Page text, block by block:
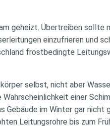
geheizt. Übertreiben sollte
einzufrieren und
frostbedingte
selbst, nicht aber
einer
Gebäude im Winter gar nicht
Leitungsrohre bis zum